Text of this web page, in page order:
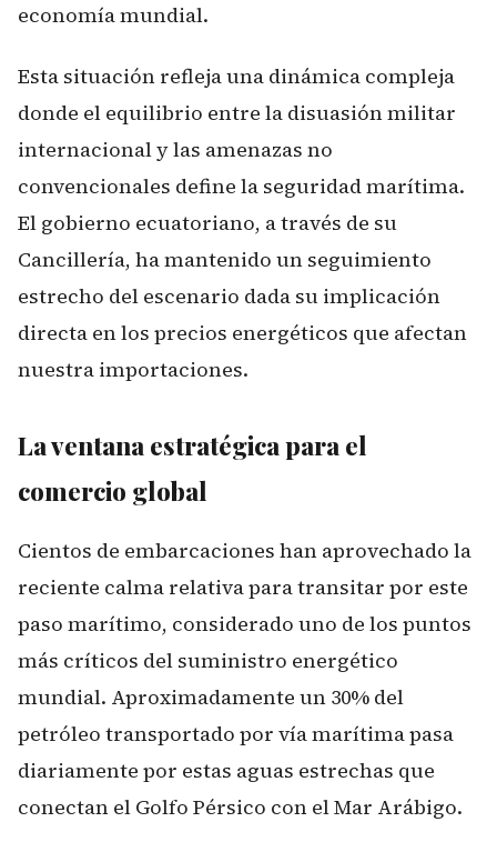
economía mundial.
Esta situación refleja una dinámica compleja
donde el equilibrio entre la disuasión militar
internacional y las amenazas no
convencionales define la seguridad marítima.
El gobierno ecuatoriano, a través de su
Cancillería, ha mantenido un seguimiento
estrecho del escenario dada su implicación
directa en los precios energéticos que afectan
nuestra importaciones.
La ventana estratégica para el
comercio global
Cientos de embarcaciones han aprovechado la
reciente calma relativa para transitar por este
paso marítimo, considerado uno de los puntos
más críticos del suministro energético
mundial. Aproximadamente un 30% del
petróleo transportado por vía marítima pasa
diariamente por estas aguas estrechas que
conectan el Golfo Pérsico con el Mar Arábigo.